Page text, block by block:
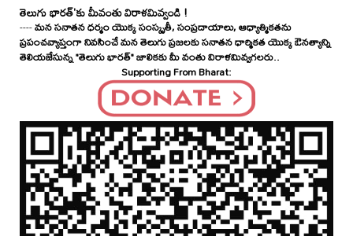
తెలుగు భారత్'కు మీవంతు విరాళమివ్వండి !
----మన సనాతన ధర్మం యొక్క సంస్కృతీ, సంప్రదాయాలు, ఆధ్యాత్మికతను
ప్రపంచవ్యాప్తంగా నివసించే మన తెలుగు ప్రజలకు సనాతన ధార్మికత యొక్క ఔనత్యాన్ని
తెలియజేసున్న "తెలుగు భారత్" జాలికకు మీ వంతు విరాళమివ్వగలరు..
Supporting From Bharat: